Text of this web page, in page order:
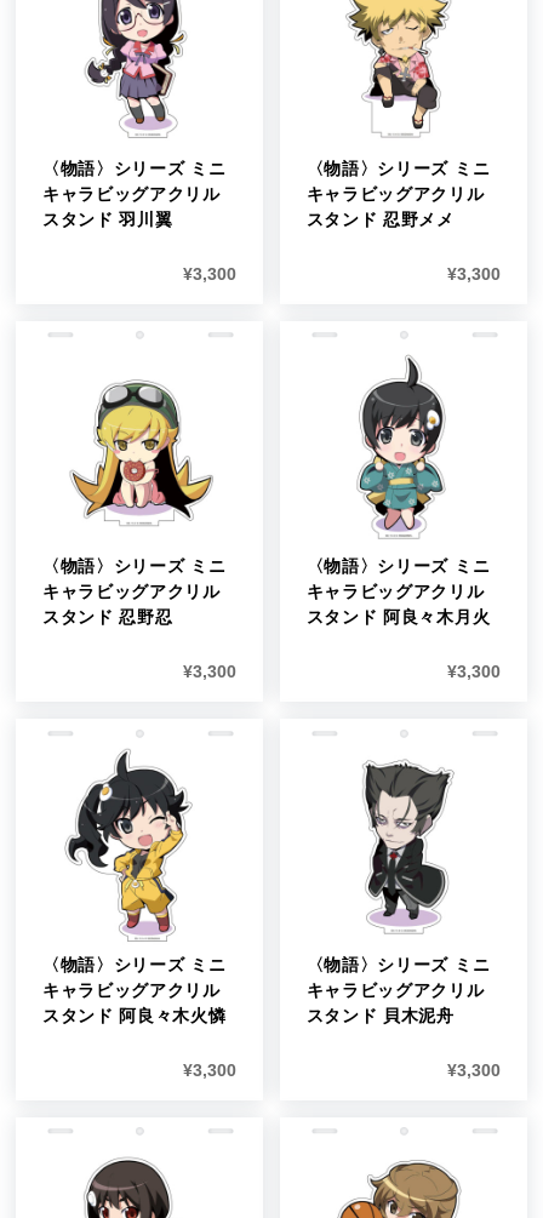
〈物語〉シリーズ ミニ
キャラビッグアクリル
スタンド 羽川翼
¥3,300
〈物語〉シリーズ ミニ
キャラビッグアクリル
スタンド 忍野メメ
¥3,300
〈物語〉シリーズ ミニ
キャラビッグアクリル
スタンド 忍野忍
¥3,300
〈物語〉シリーズ ミニ
キャラビッグアクリル
スタンド 阿良々木月火
¥3,300
〈物語〉シリーズ ミニ
キャラビッグアクリル
スタンド 阿良々木火憐
¥3,300
〈物語〉シリーズ ミニ
キャラビッグアクリル
スタンド 貝木泥舟
¥3,300